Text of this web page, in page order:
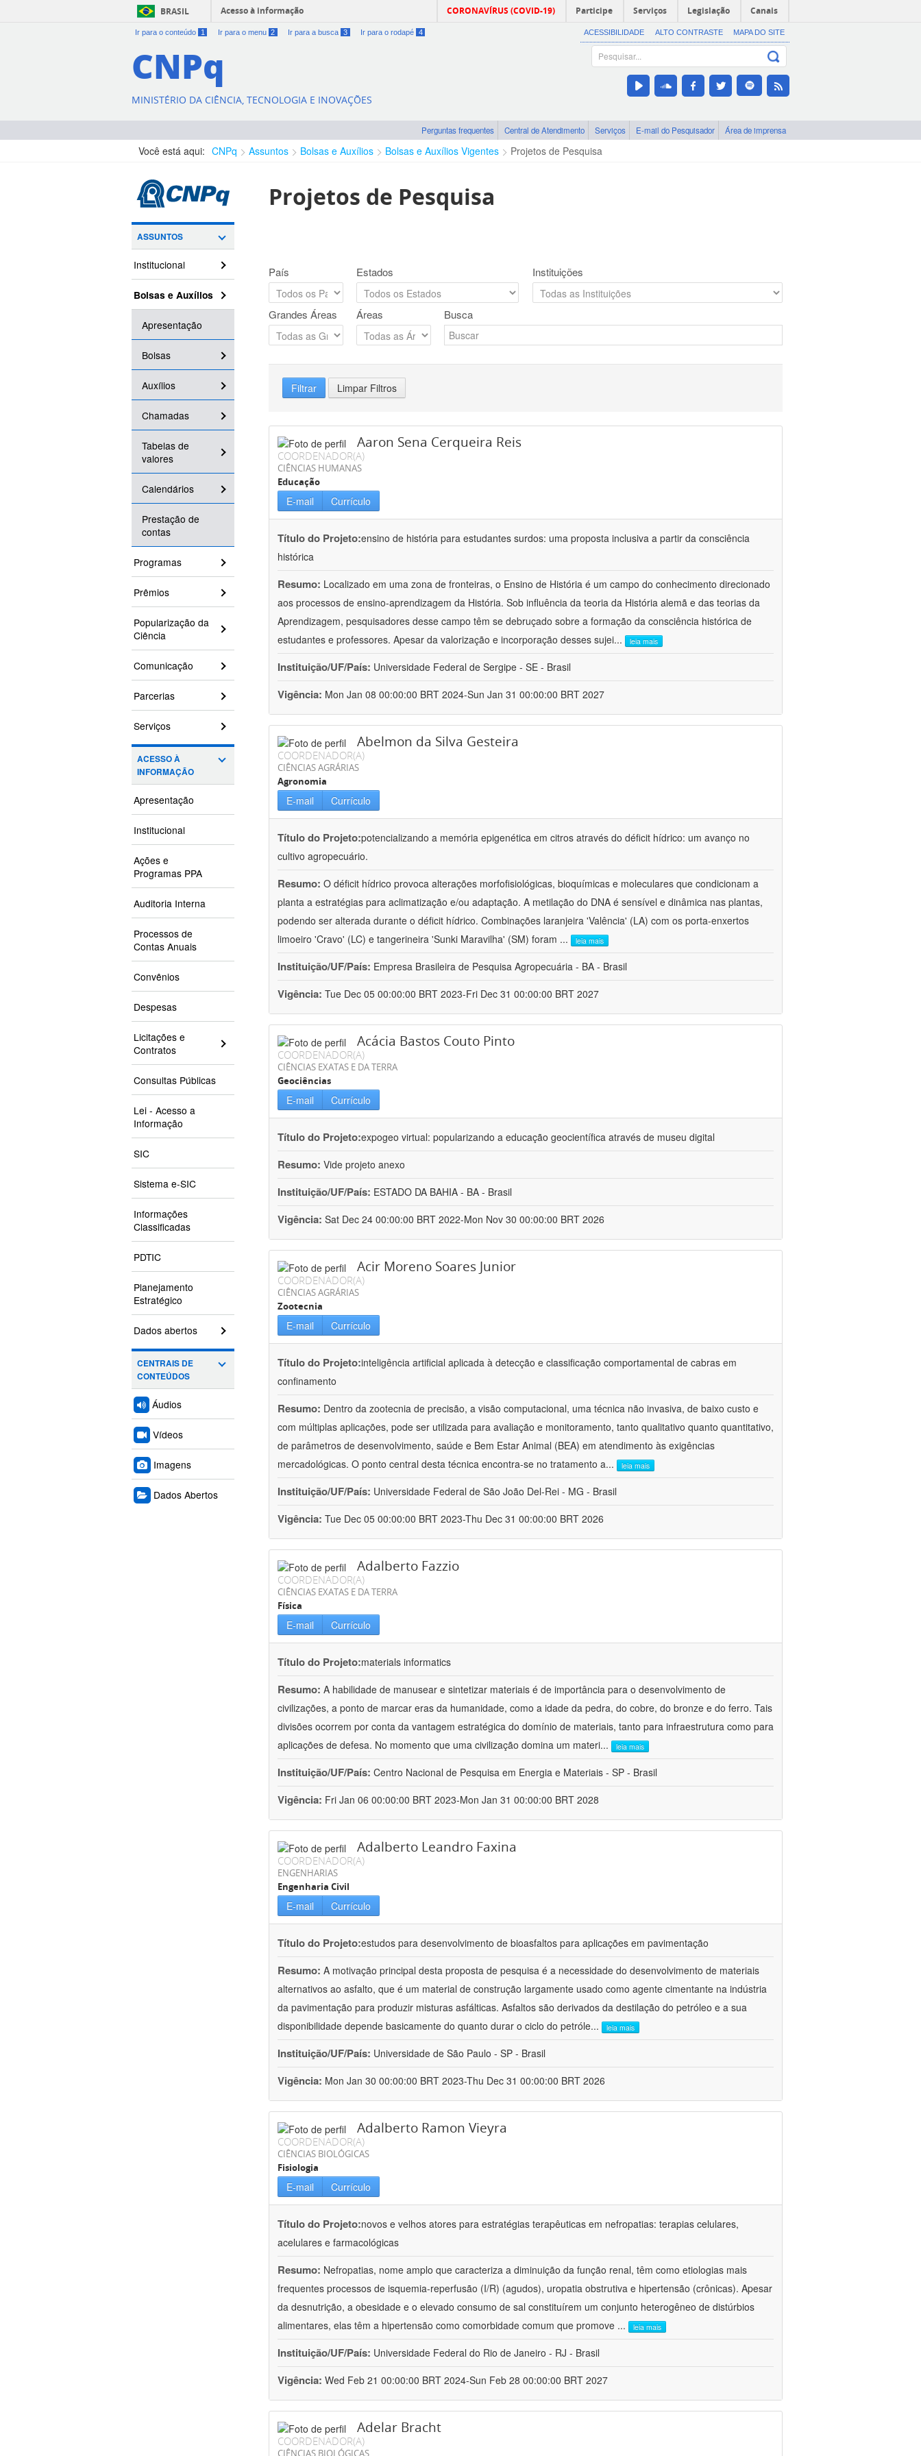
BRASIL Acesso à informação CORONAVÍRUS (COVID-19) Participe Serviços Legislação Canais
Ir para o conteúdo 1 Ir para o menu 2 Ir para a busca 3 Ir para o rodapé 4 ACESSIBILIDADE ALTO CONTRASTE MAPA DO SITE
CNPq
MINISTÉRIO DA CIÊNCIA, TECNOLOGIA E INOVAÇÕES
Perguntas frequentes Central de Atendimento Serviços E-mail do Pesquisador Área de imprensa
Você está aqui: CNPq Assuntos Bolsas e Auxílios Bolsas e Auxílios Vigentes Projetos de Pesquisa
ASSUNTOS
Institucional
Bolsas e Auxílios
Apresentação
Bolsas
Auxílios
Chamadas
Tabelas de
valores
Calendários
Prestação de
contas
Programas
Prêmios
Popularização da
Ciência
Comunicação
Parcerias
Serviços
ACESSO À
INFORMAÇÃO
Apresentação
Institucional
Ações e
Programas PPA
Auditoria Interna
Processos de
Contas Anuais
Convênios
Despesas
Licitações e
Contratos
Consultas Públicas
Lei - Acesso a
Informação
SIC
Sistema e-SIC
Informações
Classificadas
PDTIC
Planejamento
Estratégico
Dados abertos
CENTRAIS DE
CONTEÚDOS
Áudios
Vídeos
Imagens
Dados Abertos
Projetos de Pesquisa
País Estados Instituições
Grandes Áreas Áreas Busca
Filtrar Limpar Filtros
Aaron Sena Cerqueira Reis
COORDENADOR(A)
CIÊNCIAS HUMANAS
Educação
E-mail Currículo
Título do Projeto:ensino de história para estudantes surdos: uma proposta inclusiva a partir da consciência
histórica
Resumo: Localizado em uma zona de fronteiras, o Ensino de História é um campo do conhecimento direcionado
aos processos de ensino-aprendizagem da História. Sob influência da teoria da História alemã e das teorias da
Aprendizagem, pesquisadores desse campo têm se debruçado sobre a formação da consciência histórica de
estudantes e professores. Apesar da valorização e incorporação desses sujei... leia mais
Instituição/UF/País: Universidade Federal de Sergipe - SE - Brasil
Vigência: Mon Jan 08 00:00:00 BRT 2024-Sun Jan 31 00:00:00 BRT 2027
Abelmon da Silva Gesteira
COORDENADOR(A)
CIÊNCIAS AGRÁRIAS
Agronomia
E-mail Currículo
Título do Projeto:potencializando a memória epigenética em citros através do déficit hídrico: um avanço no
cultivo agropecuário.
Resumo: O déficit hídrico provoca alterações morfofisiológicas, bioquímicas e moleculares que condicionam a
planta a estratégias para aclimatização e/ou adaptação. A metilação do DNA é sensível e dinâmica nas plantas,
podendo ser alterada durante o déficit hídrico. Combinações laranjeira 'Valência' (LA) com os porta-enxertos
limoeiro 'Cravo' (LC) e tangerineira 'Sunki Maravilha' (SM) foram ... leia mais
Instituição/UF/País: Empresa Brasileira de Pesquisa Agropecuária - BA - Brasil
Vigência: Tue Dec 05 00:00:00 BRT 2023-Fri Dec 31 00:00:00 BRT 2027
Acácia Bastos Couto Pinto
COORDENADOR(A)
CIÊNCIAS EXATAS E DA TERRA
Geociências
E-mail Currículo
Título do Projeto:expogeo virtual: popularizando a educação geocientífica através de museu digital
Resumo: Vide projeto anexo
Instituição/UF/País: ESTADO DA BAHIA - BA - Brasil
Vigência: Sat Dec 24 00:00:00 BRT 2022-Mon Nov 30 00:00:00 BRT 2026
Acir Moreno Soares Junior
COORDENADOR(A)
CIÊNCIAS AGRÁRIAS
Zootecnia
E-mail Currículo
Título do Projeto:inteligência artificial aplicada à detecção e classificação comportamental de cabras em
confinamento
Resumo: Dentro da zootecnia de precisão, a visão computacional, uma técnica não invasiva, de baixo custo e
com múltiplas aplicações, pode ser utilizada para avaliação e monitoramento, tanto qualitativo quanto quantitativo,
de parâmetros de desenvolvimento, saúde e Bem Estar Animal (BEA) em atendimento às exigências
mercadológicas. O ponto central desta técnica encontra-se no tratamento a... leia mais
Instituição/UF/País: Universidade Federal de São João Del-Rei - MG - Brasil
Vigência: Tue Dec 05 00:00:00 BRT 2023-Thu Dec 31 00:00:00 BRT 2026
Adalberto Fazzio
COORDENADOR(A)
CIÊNCIAS EXATAS E DA TERRA
Física
E-mail Currículo
Título do Projeto:materials informatics
Resumo: A habilidade de manusear e sintetizar materiais é de importância para o desenvolvimento de
civilizações, a ponto de marcar eras da humanidade, como a idade da pedra, do cobre, do bronze e do ferro. Tais
divisões ocorrem por conta da vantagem estratégica do domínio de materiais, tanto para infraestrutura como para
aplicações de defesa. No momento que uma civilização domina um materi... leia mais
Instituição/UF/País: Centro Nacional de Pesquisa em Energia e Materiais - SP - Brasil
Vigência: Fri Jan 06 00:00:00 BRT 2023-Mon Jan 31 00:00:00 BRT 2028
Adalberto Leandro Faxina
COORDENADOR(A)
ENGENHARIAS
Engenharia Civil
E-mail Currículo
Título do Projeto:estudos para desenvolvimento de bioasfaltos para aplicações em pavimentação
Resumo: A motivação principal desta proposta de pesquisa é a necessidade do desenvolvimento de materiais
alternativos ao asfalto, que é um material de construção largamente usado como agente cimentante na indústria
da pavimentação para produzir misturas asfálticas. Asfaltos são derivados da destilação do petróleo e a sua
disponibilidade depende basicamente do quanto durar o ciclo do petróle... leia mais
Instituição/UF/País: Universidade de São Paulo - SP - Brasil
Vigência: Mon Jan 30 00:00:00 BRT 2023-Thu Dec 31 00:00:00 BRT 2026
Adalberto Ramon Vieyra
COORDENADOR(A)
CIÊNCIAS BIOLÓGICAS
Fisiologia
E-mail Currículo
Título do Projeto:novos e velhos atores para estratégias terapêuticas em nefropatias: terapias celulares,
acelulares e farmacológicas
Resumo: Nefropatias, nome amplo que caracteriza a diminuição da função renal, têm como etiologias mais
frequentes processos de isquemia-reperfusão (I/R) (agudos), uropatia obstrutiva e hipertensão (crônicas). Apesar
da desnutrição, a obesidade e o elevado consumo de sal constituírem um conjunto heterogêneo de distúrbios
alimentares, elas têm a hipertensão como comorbidade comum que promove ... leia mais
Instituição/UF/País: Universidade Federal do Rio de Janeiro - RJ - Brasil
Vigência: Wed Feb 21 00:00:00 BRT 2024-Sun Feb 28 00:00:00 BRT 2027
Adelar Bracht
COORDENADOR(A)
CIÊNCIAS BIOLÓGICAS